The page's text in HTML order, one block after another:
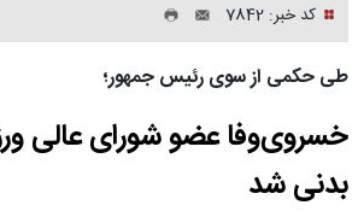
کد خبر: 7842
طی حکمی از سوی رئیس جمهور؛
خسروی‌وفا عضو شورای عالی
بدنی شد